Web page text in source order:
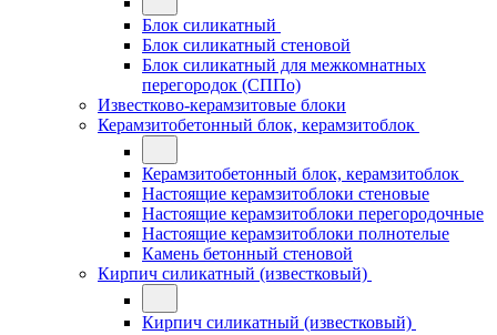
Блок силикатный
Блок силикатный стеновой
Блок силикатный для межкомнатных
перегородок (СППо)
Известково-керамзитовые блоки
Керамзитобетонный блок, керамзитоблок
Керамзитобетонный блок, керамзитоблок
Настоящие керамзитоблоки стеновые
Настоящие керамзитоблоки перегородочные
Настоящие керамзитоблоки полнотелые
Камень бетонный стеновой
Кирпич силикатный (известковый)
Кирпич силикатный (известковый)